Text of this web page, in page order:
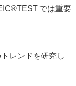
では重要
レンドを研究し